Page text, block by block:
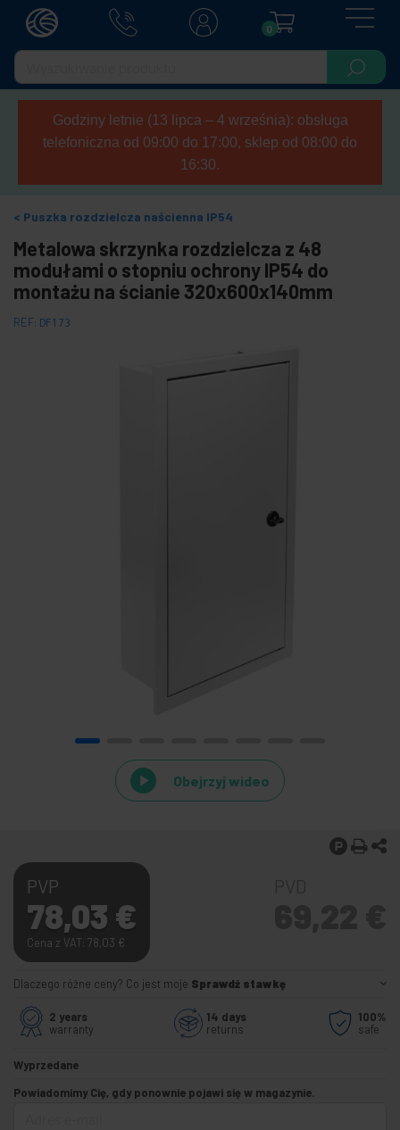
0
Godziny letnie (13 lipca – 4 września): obsługa
telefoniczna od 09:00 do 17:00, sklep od 08:00 do
16:30.
Puszka rozdzielcza naścienna IP54
Metalowa skrzynka rozdzielcza z 48
modułami o stopniu ochrony IP54 do
montażu na ścianie 320x600x140mm
REF: DF173
Obejrzyj wideo
PVP
78,03 €
Cena z VAT: 78,03 €
Dlaczego różne ceny? Co jest moje Sprawdź stawkę
2 years
warranty
14 days
returns
100%
safe
Wyprzedane
Powiadomimy Cię, gdy ponownie pojawi się w magazynie.